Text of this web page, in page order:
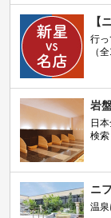
【
行っ
（
岩
日
検索
ニ
温